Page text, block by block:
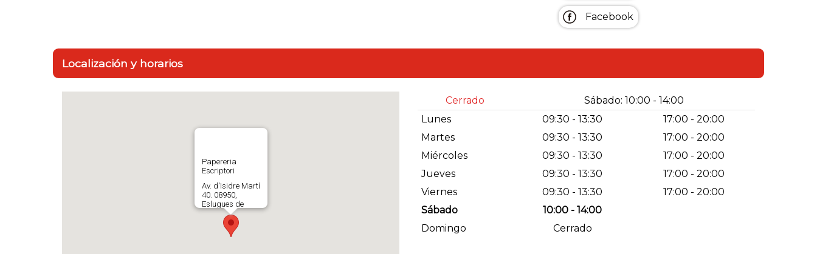
Facebook
Localización y horarios
Papereria
Escriptori
Av. d'Isidre Martí
40. 08950,
Eslugues de
Llobregat. España
638464955
Cerrado
Sábado: 10:00 - 14:00
Lunes
09:30 - 13:30
17:00 - 20:00
Martes
09:30 - 13:30
17:00 - 20:00
Miércoles
09:30 - 13:30
17:00 - 20:00
Jueves
09:30 - 13:30
17:00 - 20:00
Viernes
09:30 - 13:30
17:00 - 20:00
Sábado
10:00 - 14:00
Domingo
Cerrado